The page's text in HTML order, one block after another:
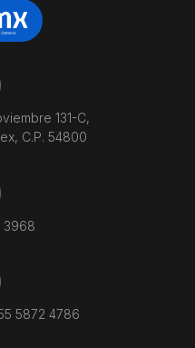
131-C,
C.P. 54800
3968
5872 4786